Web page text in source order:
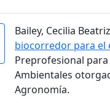
Bailey, Cecilia
biocorredor para el
Preprofesional
Ambientales
Agronomía.